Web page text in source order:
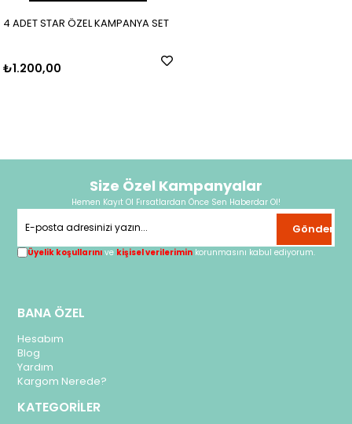
4 ADET STAR ÖZEL KAMPANYA SET
₺1.200,00
Size Özel Kampanyalar
Hemen Kayıt Ol Fırsatlardan Önce Sen Haberdar Ol!
Gönder
Üyelik koşullarını ve kişisel verilerimin korunmasını kabul ediyorum.
BANA ÖZEL
Hesabım
Blog
Yardım
Kargom Nerede?
KATEGORİLER